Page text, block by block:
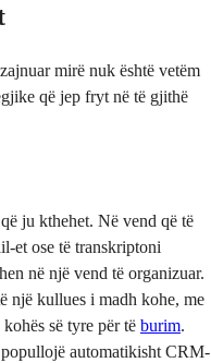
mirë nuk është vetëm
që jep fryt në të gjithë
ju kthehet. Në vend që të
et ose të transkriptoni
në një vend të organizuar.
një kullues i madh kohe, me
së tyre për të burim.
automatikisht CRM-